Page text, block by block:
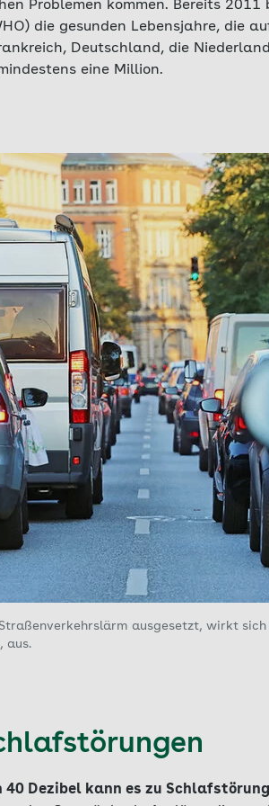
Problemen kommen. Bereits 2011
die gesunden Lebensjahre, die
Deutschland, die
eine Million.
ausgesetzt, wirkt
aus.
Dezibel kann es zu